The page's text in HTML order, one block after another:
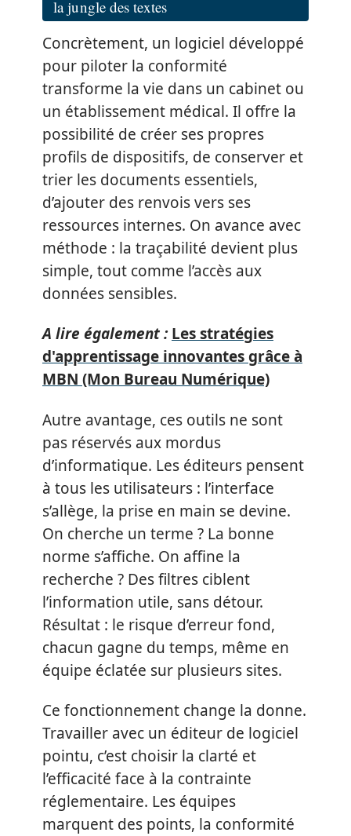
la jungle des textes
Concrètement, un logiciel développé
pour piloter la conformité
transforme la vie dans un cabinet ou
un établissement médical. Il offre la
possibilité de créer ses propres
profils de dispositifs, de conserver et
trier les documents essentiels,
d’ajouter des renvois vers ses
ressources internes. On avance avec
méthode : la traçabilité devient plus
simple, tout comme l’accès aux
données sensibles.
A lire également : Les stratégies
d'apprentissage innovantes grâce à
MBN (Mon Bureau Numérique)
Autre avantage, ces outils ne sont
pas réservés aux mordus
d’informatique. Les éditeurs pensent
à tous les utilisateurs : l’interface
s’allège, la prise en main se devine.
On cherche un terme ? La bonne
norme s’affiche. On affine la
recherche ? Des filtres ciblent
l’information utile, sans détour.
Résultat : le risque d’erreur fond,
chacun gagne du temps, même en
équipe éclatée sur plusieurs sites.
Ce fonctionnement change la donne.
Travailler avec un éditeur de logiciel
pointu, c’est choisir la clarté et
l’efficacité face à la contrainte
réglementaire. Les équipes
marquent des points, la conformité